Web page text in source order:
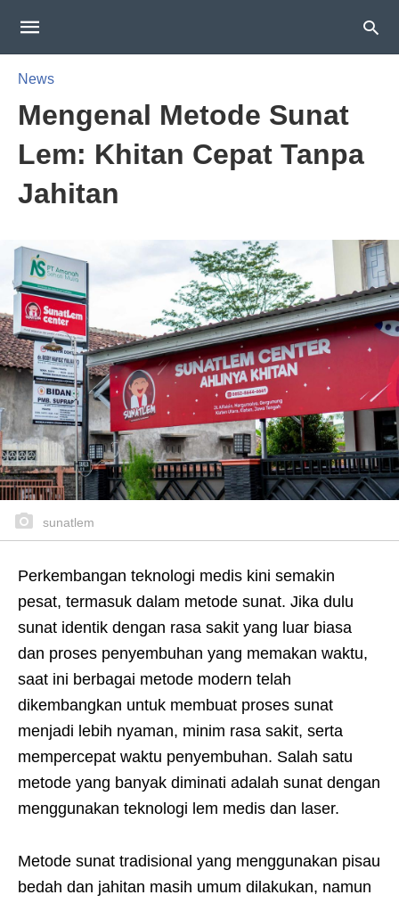
News
Mengenal Metode Sunat
Lem: Khitan Cepat Tanpa
Jahitan
sunatlem
Perkembangan teknologi medis kini semakin
pesat, termasuk dalam metode sunat. Jika dulu
sunat identik dengan rasa sakit yang luar biasa
dan proses penyembuhan yang memakan waktu,
saat ini berbagai metode modern telah
dikembangkan untuk membuat proses sunat
menjadi lebih nyaman, minim rasa sakit, serta
mempercepat waktu penyembuhan. Salah satu
metode yang banyak diminati adalah sunat dengan
menggunakan teknologi lem medis dan laser.
Metode sunat tradisional yang menggunakan pisau
bedah dan jahitan masih umum dilakukan, namun